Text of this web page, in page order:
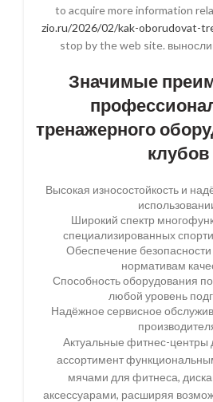
to acquire more information
zio.ru/2026/02/kak-oborudovat-
stop by the web site.
Значимые
тренажерного
клубов
Высокая износостойкость и
Широкий спектр
специализированных
Обеспечение безопасности
нормативам
Способность оборудования
любой уровень
Надёжное сервисное
Актуальные фитнес-центры
ассортимент
мячами для фитнеса,
аксессуарами, расширяя